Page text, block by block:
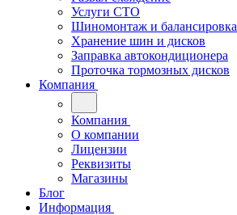
Услуги СТО
Шиномонтаж и балансировка
Хранение шин и дисков
Заправка автокондиционера
Проточка тормозных дисков
Компания
Компания
О компании
Лицензии
Реквизиты
Магазины
Блог
Информация